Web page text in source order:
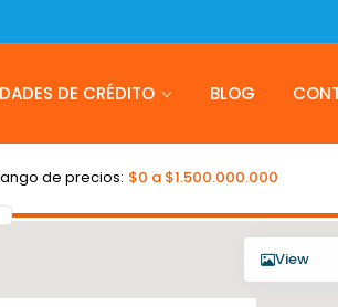
DE CRÉDITO BLOG
de precios: $0 a $1.500.000.000
View